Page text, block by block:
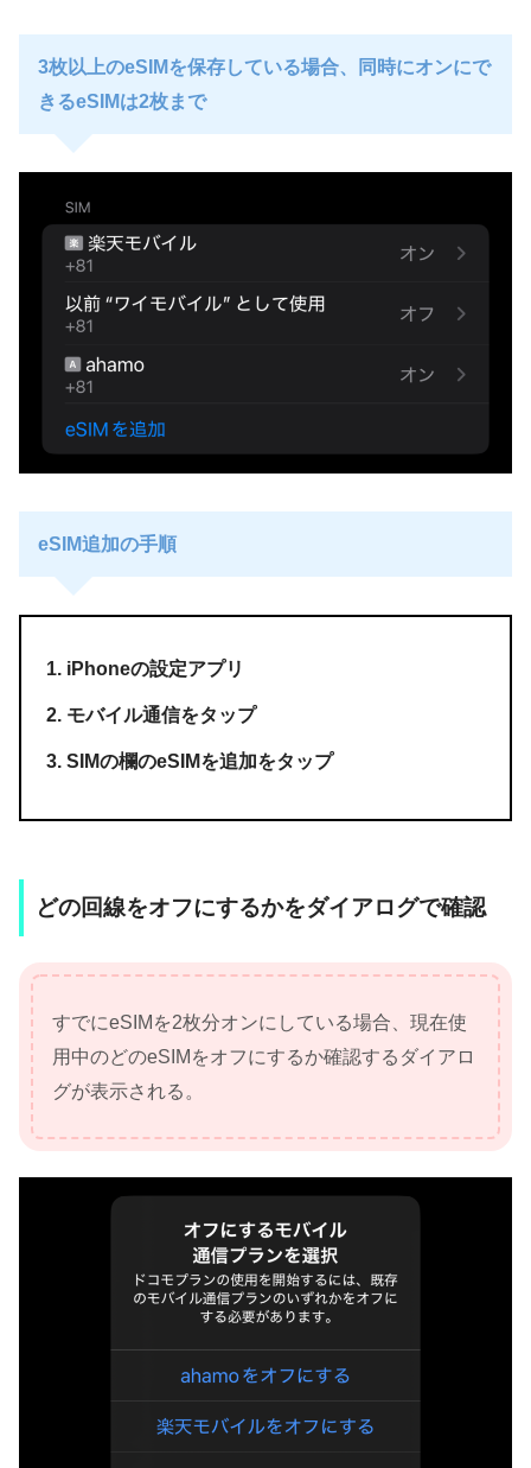
3枚以上のeSIMを保存している場合、同時にオンにで
きるeSIMは2枚まで
eSIM追加の手順
iPhoneの設定アプリ
モバイル通信をタップ
SIMの欄のeSIMを追加をタップ
どの回線をオフにするかをダイアログで確認
すでにeSIMを2枚分オンにしている場合、現在使
用中のどのeSIMをオフにするか確認するダイアロ
グが表示される。